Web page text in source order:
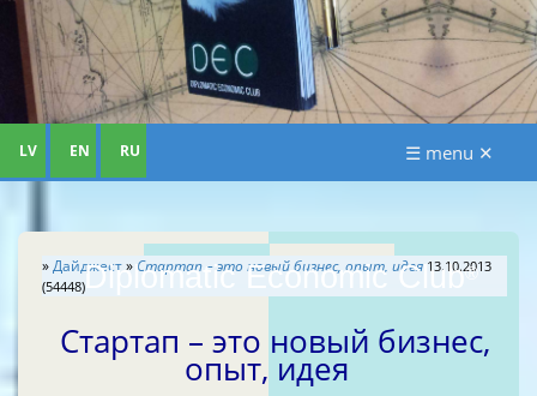
Diplomatic Economic Club®
LV EN RU ☰ menu ✕
»Дайджест» Стартап – это новый бизнес, опыт, идея 13.10.2013
(54448)
Стартап – это новый бизнес,
опыт, идея